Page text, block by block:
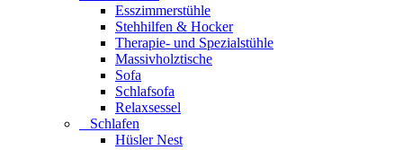
Esszimmerstühle
Stehhilfen & Hocker
Therapie- und Spezialstühle
Massivholztische
Sofa
Schlafsofa
Relaxsessel
Schlafen
Hüsler Nest